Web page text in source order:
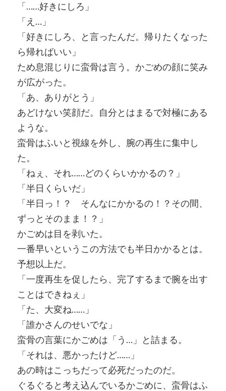
「……好きにしろ」
「え…」
「好きにしろ、と言ったんだ。帰りたくなった
ら帰ればいい」
ため息混じりに蛮骨は言う。かごめの顔に笑み
が広がった。
「あ、ありがとう」
あどけない笑顔だ。自分とはまるで対極にある
ような。
蛮骨はふいと視線を外し、腕の再生に集中し
た。
「ねぇ、それ……どのくらいかかるの？」
「半日くらいだ」
「半日っ！？ そんなにかかるの！？その間、
ずっとそのまま！？」
かごめは目を剥いた。
一番早いというこの方法でも半日かかるとは。
予想以上だ。
「一度再生を促したら、完了するまで腕を出す
ことはできねぇ」
「た、大変ね……」
「誰かさんのせいでな」
蛮骨の言葉にかごめは「う…」と詰まる。
「それは、悪かったけど……」
あの時はこっちだって必死だったのだ。
ぐるぐると考え込んでいるかごめに、蛮骨はふ